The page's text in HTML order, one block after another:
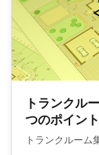
トランクル
つのポイント
トランクルーム